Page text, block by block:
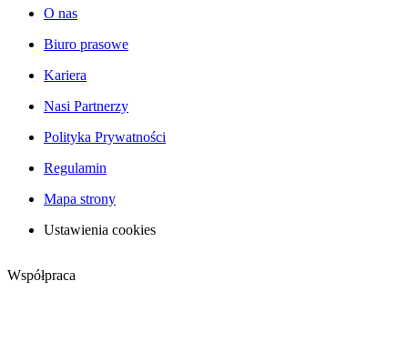
O nas
Biuro prasowe
Kariera
Nasi Partnerzy
Polityka Prywatności
Regulamin
Mapa strony
Ustawienia cookies
Współpraca